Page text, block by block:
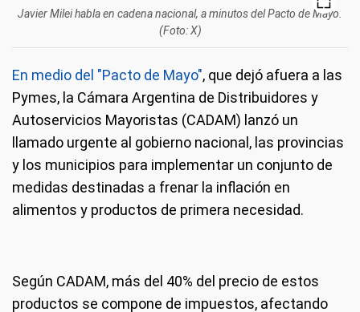
Javier Milei habla en cadena nacional, a minutos del Pacto de Mayo.
(Foto: X)
En medio del "Pacto de Mayo", que dejó afuera a las
Pymes, la Cámara Argentina de Distribuidores y
Autoservicios Mayoristas (CADAM) lanzó un
llamado urgente al gobierno nacional, las provincias
y los municipios para implementar un conjunto de
medidas destinadas a frenar la inflación en
alimentos y productos de primera necesidad.
Según CADAM, más del 40% del precio de estos
productos se compone de impuestos, afectando